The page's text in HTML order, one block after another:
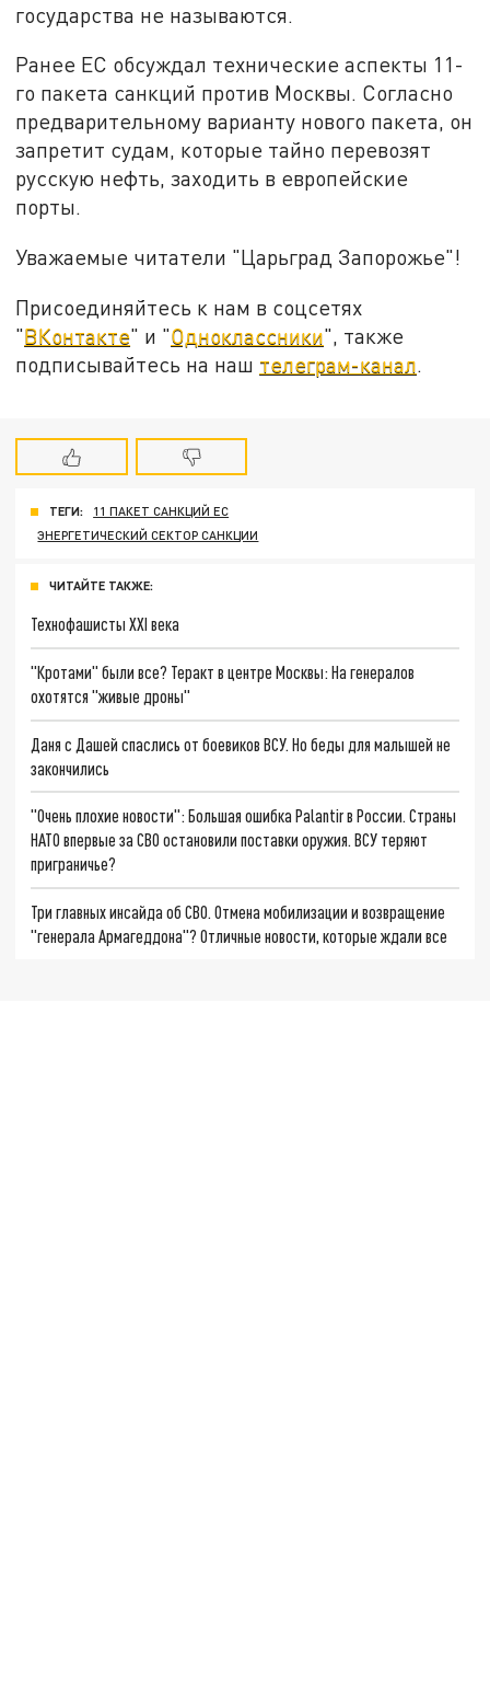
государства не называются.
Ранее ЕС обсуждал технические аспекты 11-
го пакета санкций против Москвы. Согласно
предварительному варианту нового пакета, он
запретит судам, которые тайно перевозят
русскую нефть, заходить в европейские
порты.
Уважаемые читатели "Царьград Запорожье"!
Присоединяйтесь к нам в соцсетях
"ВКонтакте" и "Одноклассники", также
подписывайтесь на наш телеграм-канал.
ТЕГИ:
11 ПАКЕТ САНКЦИЙ ЕС
ЭНЕРГЕТИЧЕСКИЙ СЕКТОР САНКЦИИ
ЧИТАЙТЕ ТАКЖЕ:
Технофашисты XXI века
"Кротами" были все? Теракт в центре Москвы: На генералов
охотятся "живые дроны"
Даня с Дашей спаслись от боевиков ВСУ. Но беды для малышей не
закончились
"Очень плохие новости": Большая ошибка Palantir в России. Страны
НАТО впервые за СВО остановили поставки оружия. ВСУ теряют
приграничье?
Три главных инсайда об СВО. Отмена мобилизации и возвращение
"генерала Армагеддона"? Отличные новости, которые ждали все